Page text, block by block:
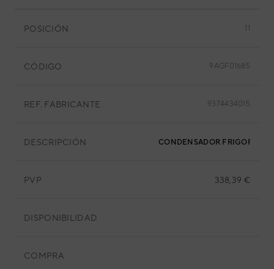
POSICIÓN 11
CÓDIGO 9AGF01685
REF. FABRICANTE 9374434015
DESCRIPCIÓN CONDENSADOR
PVP 338,39 €
DISPONIBILIDAD
COMPRA